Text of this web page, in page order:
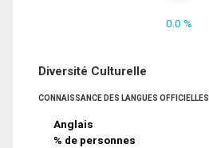
0.0 %
Diversité Culturelle
CONNAISSANCE DES LANGUES OFFICIELLES
Anglais
% de personnes